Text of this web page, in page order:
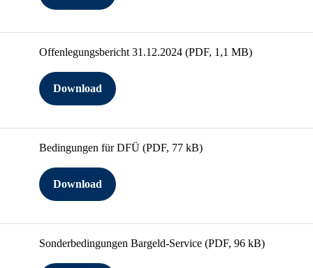
Offenlegungsbericht 31.12.2024 (PDF, 1,1 MB)
Download
Bedingungen für DFÜ (PDF, 77 kB)
Download
Sonderbedingungen Bargeld-Service (PDF, 96 kB)